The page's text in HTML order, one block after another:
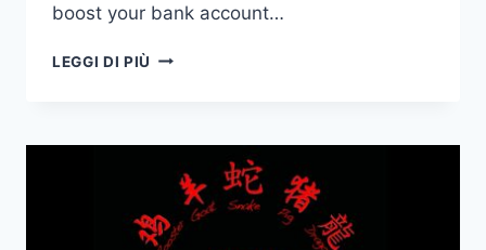
boost your bank account…
LEGGI DI PIÙ 12
IL
GIORNO
FORTUNATO
PER